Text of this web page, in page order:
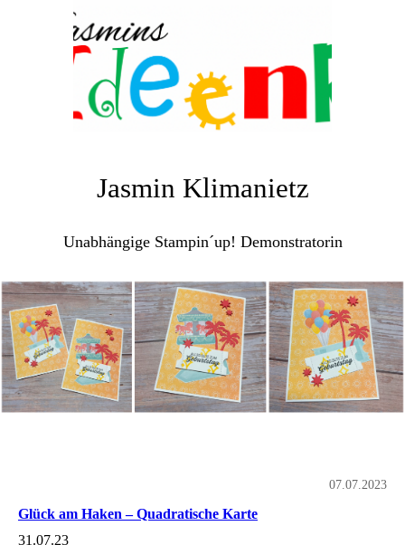
Jasmin Klimanietz
Unabhängige Stampin´up! Demonstratorin
07.07.2023
Glück am Haken – Quadratische Karte
31.07.23